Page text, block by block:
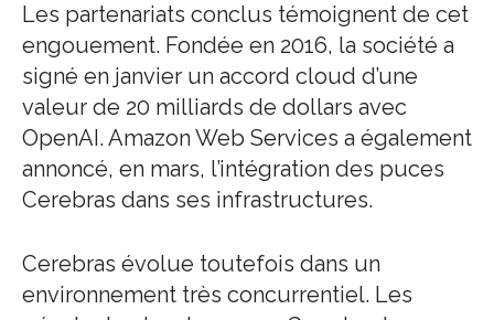
Les partenariats conclus témoignent de cet
engouement. Fondée en 2016, la société a
signé en janvier un accord cloud d’une
valeur de 20 milliards de dollars avec
OpenAI. Amazon Web Services a également
annoncé, en mars, l’intégration des puces
Cerebras dans ses infrastructures.
Cerebras évolue toutefois dans un
environnement très concurrentiel. Les